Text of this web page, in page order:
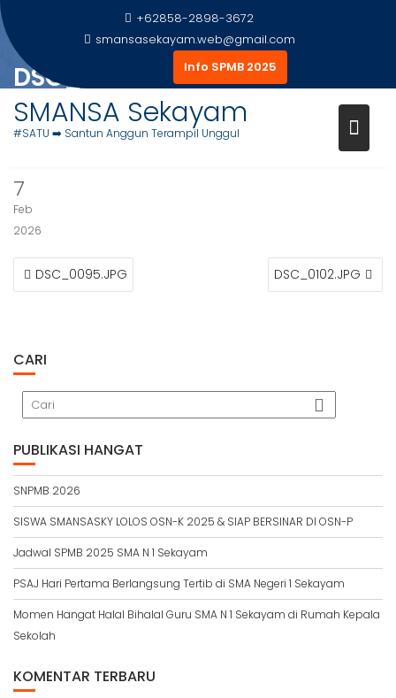
Skip
to
content
+62858-2898-3672
smansasekayam.web@gmail.com
Info SPMB 2025
SMANSA Sekayam
#SATU ➡️ Santun Anggun Terampil Unggul
DSC_0098.JPG
Home Foto Siswa DSC_0098.JPG
7
Feb
2026
NAVIGASI
POSDSC_0095.JPG DSC_0102.JPG
CARI
PUBLIKASI HANGAT
SNPMB 2026
SISWA SMANSASKY LOLOS OSN-K 2025 & SIAP BERSINAR DI OSN-P
Jadwal SPMB 2025 SMA N 1 Sekayam
PSAJ Hari Pertama Berlangsung Tertib di SMA Negeri 1 Sekayam
Momen Hangat Halal Bihalal Guru SMA N 1 Sekayam di Rumah Kepala
Sekolah
KOMENTAR TERBARU